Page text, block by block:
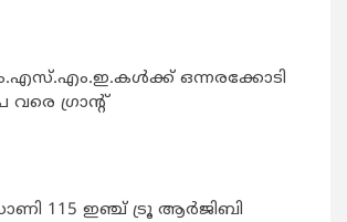
ഒന്നരക്കോടി
വരെ ഗ്രാന്റ്
115 ഇഞ്ച് ട്രൂ ആർജിബി